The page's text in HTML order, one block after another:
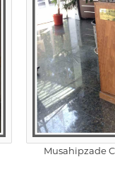
Musahipzade